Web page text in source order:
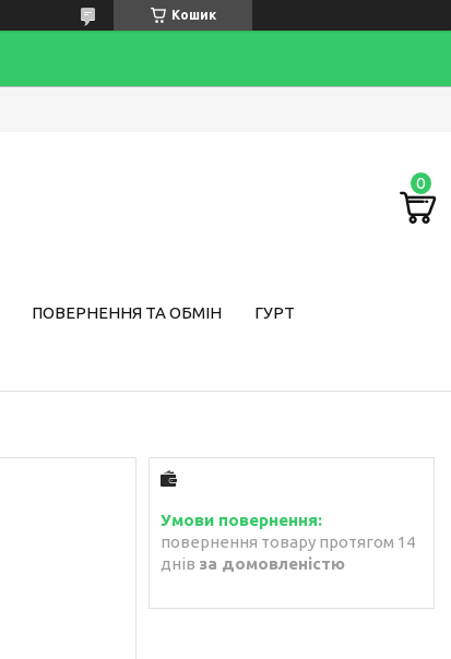
Кошик
ПОВЕРНЕННЯ ТА ОБМІН ГУРТ
повернення товару протягом 14
днів за домовленістю